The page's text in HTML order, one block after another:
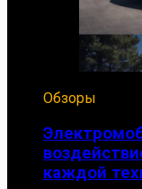
Обзоры
каждой